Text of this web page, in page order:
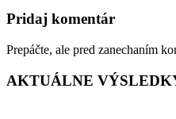
Pridaj komentár
Prepáčte, ale pred zanechaním
AKTUÁLNE